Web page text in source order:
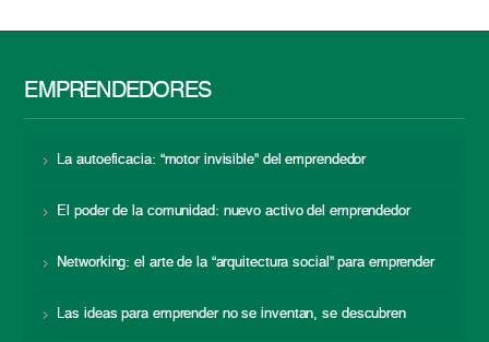
EMPRENDEDORES
La autoeficacia: “motor invisible” del emprendedor
El poder de la comunidad: nuevo activo del emprendedor
Networking: el arte de la “arquitectura social” para emprender
Las ideas para emprender no se inventan, se descubren